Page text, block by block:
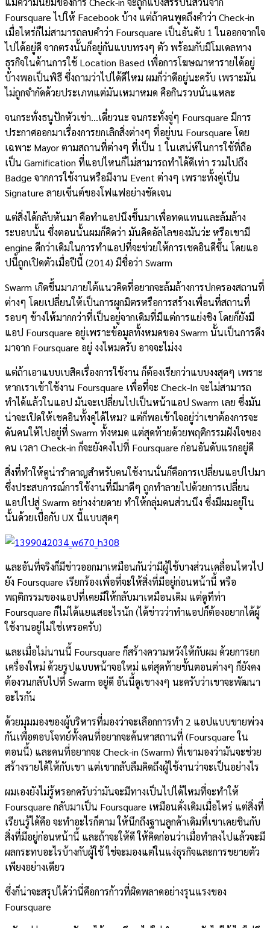
Foursquare ไปให้ Facebook บ้าง แต่ถ้าคนพูดถึงคำว่า Check-in
เมื่อไหร่ก็ไม่สามารถลบคำว่า Foursquare เป็นอันดับ 1 ในออกจากใจ
ไปได้อยู่ดี จากตรงนั้นก็อยู่กันแบบทรงๆ ตัว พร้อมกับมีโมเดลทาง
ธุรกิจในด้านการใช้ Location Based เพื่อการโฆษณาหารายได้อยู่
บ้างพอเป็นพิธี ซึ่งถามว่าไปได้ดีไหม ผมก็ว่าดีอยู่นะครับ เพราะมัน
ไม่ถูกจำกัดด้วยประเภทแต่มันเหมาหมด คือกินรวบนั่นแหละ
จนกระทั่งธนูปักหัวเข่า…เดี๋ยวนะ จนกระทั่งจู่ๆ Foursquare มีการ
ประกาศออกมาเรื่องการยกเลิกสิ่งต่างๆ ที่อยู่บน Foursquare โดย
เฉพาะ Mayor ตามสถานที่ต่างๆ ที่เป็น 1 ในเสน่ห์ในการใช้ที่ถือ
เป็น Gamification ที่แอปไหนก็ไม่สามารถทำได้ดีเท่า รวมไปถึง
Badge จากการใช้งานหรือมีงาน Event ต่างๆ เพราะทั้งคู่เป็น
Signature ลายเซ็นต์ของโฟแฟอย่างชัดเจน
แต่สิ่งได้กลับหันมา คือทำแอปนึงขึ้นมาเพื่อทดแทนและล้มล้าง
ระบอบนั้น ซึ่งตอนนั้นผมก็คิดว่า มันคิดอัลไลของมันว่ะ หรือเขามี
engine ดีกว่าเดิมในการทำแอปที่จะช่วยให้การเชคอินดีขึ้น โดยแอ
ปนี้ถูกเปิดตัวเมื่อปีนี้ (2014) มีชื่อว่า Swarm
Swarm เกิดขึ้นมาภายใต้แนวคิดที่อยากจะล้มล้างการปกครองสถานที่
ต่างๆ โดยเปลี่ยนให้เป็นการผูกมิตรหรือการสร้างเพื่อนที่สถานที่
รอบๆ ข้างให้มากกว่าที่เป็นอยู่จากเดิมที่มีแต่การแย่งชิง โดยก็ยังมี
แอป Foursquare อยู่เพราะข้อมูลทั้งหมดของ Swarm นั้นเป็นการดึง
มาจาก Foursquare อยู่ งงไหมครับ อาจจะไม่งง
แต่ถ้าเอาแบบเบสิคเรื่องการใช้งาน ก็ต้องเรียกว่าแบบงงสุดๆ เพราะ
หากเราเข้าใช้งาน Foursquare เพื่อที่จะ Check-In จะไม่สามารถ
ทำได้แล้วในแอป มันจะเปลี่ยนไปเป็นหน้าแอป Swarm เลย ซึ่งมัน
น่าจะเปิดให้เชคอินทั้งคู่ได้ไหม? แต่ก็พอเข้าใจอยู่ว่าเขาต้องการจะ
ดันคนให้ไปอยู่ที่ Swarm ทั้งหมด แต่สุดท้ายด้วยพฤติกรรมฝังใจของ
คน เวลา Check-in ก็จะยังคงไปที่ Foursquare ก่อนอันดับแรกอยู่ดี
สิ่งที่ทำให้ดูน่ารำคาญสำหรับคนใช้งานนั่นก็คือการเปลี่ยนแอปไปมา
ซึ่งประสบการณ์การใช้งานที่มีมาดีๆ ถูกทำลายไปด้วยการเปลี่ยน
แอปไปสู่ Swarm อย่างง่ายดาย ทำให้กลุ่มคนส่วนนึง ซึ่งมีผมอยู่ใน
นั้นด้วยเบื่อกับ UX นี้แบบสุดๆ
และอันที่จริงก็มีข่าวออกมาเหมือนกันว่ามีผู้ใช้บางส่วนเคลื่อนไหวไป
ยัง Foursquare เรียกร้องเพื่อที่จะให้สิ่งที่มีอยู่ก่อนหน้านี้ หรือ
พฤติกรรมของแอปที่เคยมีให้กลับมาเหมือนเดิม แต่ดูทีท่า
Foursquare ก็ไม่ได้แยแสอะไรนัก (ได้ข่าวว่าทำแอปก็ต้องอยากได้ผู้
ใช้งานอยู่ไม่ใช่เหรอครับ)
และเมื่อไม่นานนี้ Foursquare ก็สร้างความหวังให้กับผม ด้วยการยก
เครื่องใหม่ ด้วยรูปแบบหน้าจอใหม่ แต่สุดท้ายขั้นตอนต่างๆ ก็ยังคง
ต้องวนกลับไปที่ Swarm อยู่ดี อันนี้ดูเขางงๆ นะครับว่าเขาจะพัฒนา
อะไรกัน
ด้วยมุมมองของผู้บริหารที่มองว่าจะเลือกการทำ 2 แอปแบบขายพ่วง
กันเพื่อตอบโจทย์ทั้งคนที่อยากจะค้นหาสถานที่ (Foursquare ใน
ตอนนี้) และคนที่อยากจะ Check-in (Swarm) ที่เขามองว่ามันจะช่วย
สร้างรายได้ให้กับเขา แต่เขากลับลืมคิดถึงผู้ใช้งานว่าจะเป็นอย่างไร
ผมเองยังไม่รู้หรอกครับว่ามันจะมีทางเป็นไปได้ไหมที่จะทำให้
Foursquare กลับมาเป็น Foursquare เหมือนดั่งเดิมเมื่อไหร่ แต่สิ่งที่
เรียนรู้ได้คือ จะทำอะไรก็ตาม ให้นึกถึงฐานลูกค้าเดิมที่เขาเคยชินกับ
สิ่งที่มีอยู่ก่อนหน้านี้ และถ้าจะให้ดี ให้คิดก่อนว่าเมื่อทำลงไปแล้วจะมี
ผลกระทบอะไรบ้างกับผู้ใช้ ใช่จะมองแต่ในแง่ธุรกิจและการขยายตัว
เพียงอย่างเดียว
ซึ่งก็น่าจะสรุปได้ว่านี่คือการก้าวที่ผิดพลาดอย่างรุนแรงของ
Foursquare